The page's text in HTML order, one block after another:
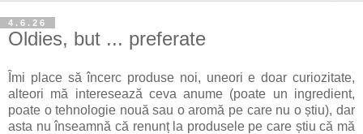
4.6.26
Oldies, but ... preferate
Îmi place să încerc produse noi, uneori e doar curiozitate,
alteori mă interesează ceva anume (poate un ingredient,
poate o tehnologie nouă sau o aromă pe care nu o știu), dar
asta nu înseamnă că renunț la produsele pe care știu că mă